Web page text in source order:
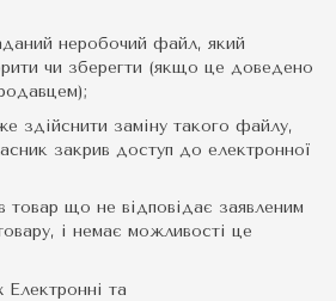
неробочий файл, який
чи зберегти (якщо це доведено
здійснити заміну такого файлу,
закрив доступ до електронної
товар що не відповідає заявленим
і немає можливості це
Електронні та